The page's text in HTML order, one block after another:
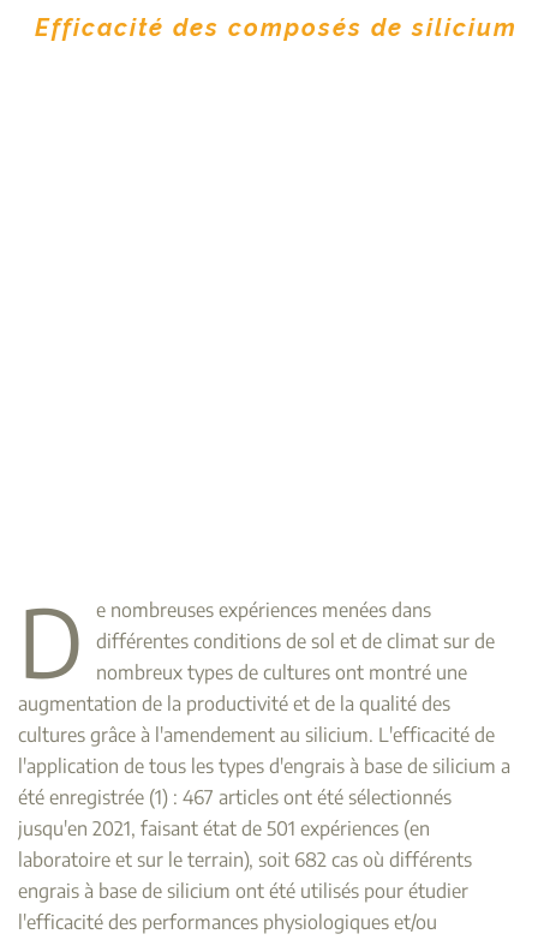
Efficacité des composés de silicium
D
e nombreuses expériences menées dans
différentes conditions de sol et de climat sur de
nombreux types de cultures ont montré une
augmentation de la productivité et de la qualité des
cultures grâce à l'amendement au silicium. L'efficacité de
l'application de tous les types d'engrais à base de silicium a
été enregistrée (1) : 467 articles ont été sélectionnés
jusqu'en 2021, faisant état de 501 expériences (en
laboratoire et sur le terrain), soit 682 cas où différents
engrais à base de silicium ont été utilisés pour étudier
l'efficacité des performances physiologiques et/ou